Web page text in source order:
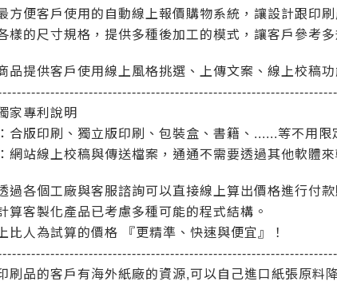
方便客戶使用的自動線上報價購物系統，讓設計跟印
樣的尺寸規格，提供多種後加工的模式，讓客戶參考
品提供客戶使用線上風格挑選、上傳文案、線上校稿
家專利說明
合版印刷、獨立版印刷、包裝盒、書籍、......等不用限
網站線上校稿與傳送檔案，通通不需要透過其他軟體來
過各個工廠與客服諮詢可以直接線上算出價格進行付款
算客製化產品已考慮多種可能的程式結構。
比人為試算的價格 『更精準、快速與便宜』！
刷品的客戶有海外紙廠的資源,可以自己進口紙張原料